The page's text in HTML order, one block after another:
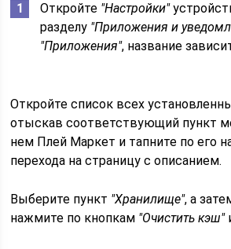
Откройте "Настройки"
разделу "Приложения и
"Приложения", название
Откройте список всех
отыскав соответствующий пункт
нем Плей Маркет и тапните по его
перехода на страницу с описанием.
Выберите пункт "Хранилище", а
нажмите по кнопкам "Очистить кэш"